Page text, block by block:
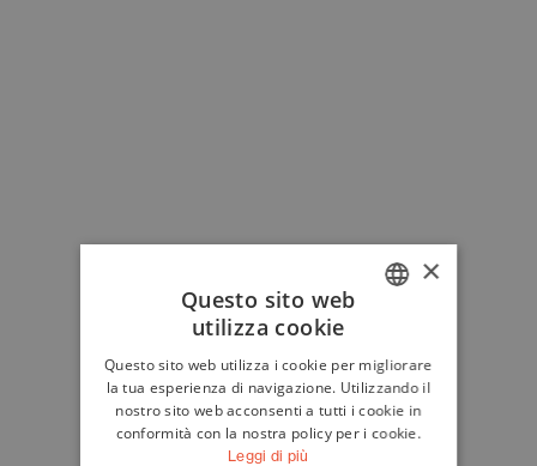
ENGLISH
×
Questo sito web
utilizza cookie
Questo sito web utilizza i cookie per migliorare
la tua esperienza di navigazione. Utilizzando il
nostro sito web acconsenti a tutti i cookie in
conformità con la nostra policy per i cookie.
Leggi di più